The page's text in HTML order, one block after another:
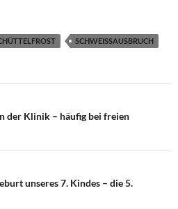
SCHWEISSAUSBRUCH
der Klinik – häufig bei freien
unseres 7. Kindes – die 5.